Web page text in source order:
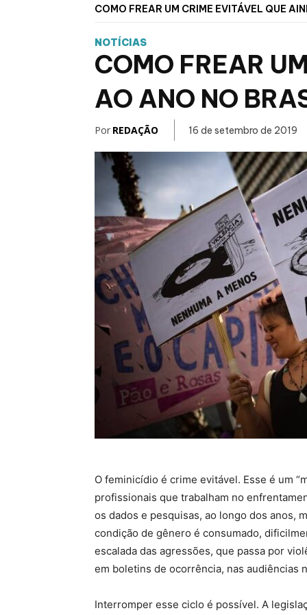
COMO FREAR UM CRIME EVITÁVEL QUE
NOTÍCIAS
COMO FREAR
AO ANO NO
Por REDAÇÃO 16 de setembro de 2019
O feminicídio é crime evitável. Esse é um
profissionais que trabalham no
os dados e pesquisas, ao longo dos anos,
condição de gênero é consumado,
escalada das agressões, que passa por
em boletins de ocorrência, nas audiências
Interromper esse ciclo é possível. A